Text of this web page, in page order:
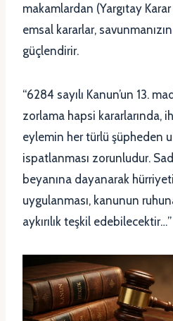
makamlardan (Yargıtay
emsal kararlar,
güçlendirir.
“6284 sayılı Kanun’un 13.
zorlama hapsi kararlarında,
eylemin her türlü şüpheden
ispatlanması zorunludur.
beyanına dayanarak
uygulanması, kanunun
aykırılık teşkil edebilecektir…”